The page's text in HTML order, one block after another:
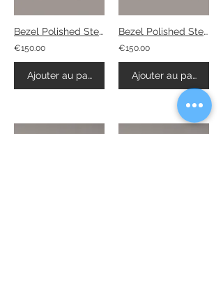
Bezel Polished Steel Rose Gold PVD
€150.00
Ajouter au panier
Bezel Polished Steel Rose Gold PVD
€150.00
Ajouter au panier